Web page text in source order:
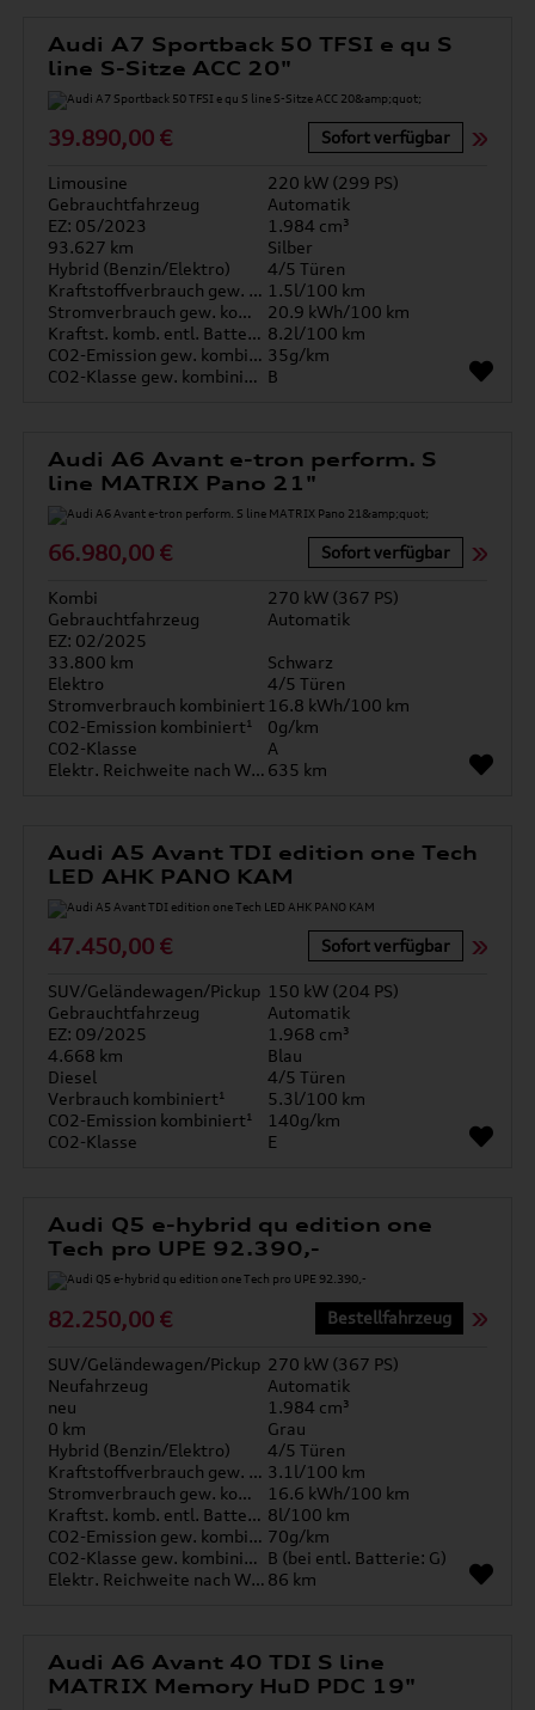
Audi A7 Sportback 50 TFSI e qu S
line S-Sitze ACC 20"
39.890,00 € Sofort verfügbar
Limousine
220 kW (299 PS)
Gebrauchtfahrzeug
Automatik
EZ: 05/2023
1.984 cm³
93.627 km
Silber
Hybrid (Benzin/Elektro)
4/5 Türen
Kraftstoffverbrauch gew. kombiniert 1.5l/100 km
Stromverbrauch gew. kombiniert
20.9 kWh/100 km
Kraftst. komb. entl. Batterie 8.2l/100 km
CO2-Emission gew. kombiniert 35g/km
CO2-Klasse gew. kombiniert B
Audi A6 Avant e-tron perform. S
line MATRIX Pano 21"
66.980,00 € Sofort verfügbar
Kombi
270 kW (367 PS)
Gebrauchtfahrzeug
Automatik
EZ: 02/2025
33.800 km
Schwarz
Elektro
4/5 Türen
Stromverbrauch kombiniert 16.8 kWh/100 km
CO2-Emission kombiniert¹
0g/km
CO2-Klasse
A
Elektr. Reichweite nach WLTP* 635 km
Audi A5 Avant TDI edition one Tech
LED AHK PANO KAM
47.450,00 € Sofort verfügbar
SUV/Geländewagen/Pickup 150 kW (204 PS)
Gebrauchtfahrzeug
Automatik
EZ: 09/2025
1.968 cm³
4.668 km
Blau
Diesel
4/5 Türen
Verbrauch kombiniert¹
5.3l/100 km
CO2-Emission kombiniert¹
140g/km
CO2-Klasse
E
Audi Q5 e-hybrid qu edition one
Tech pro UPE 92.390,-
82.250,00 € Bestellfahrzeug
SUV/Geländewagen/Pickup 270 kW (367 PS)
Neufahrzeug
Automatik
neu
1.984 cm³
0 km
Grau
Hybrid (Benzin/Elektro)
4/5 Türen
Kraftstoffverbrauch gew. kombiniert 3.1l/100 km
Stromverbrauch gew. kombiniert
16.6 kWh/100 km
Kraftst. komb. entl. Batterie 8l/100 km
CO2-Emission gew. kombiniert 70g/km
CO2-Klasse gew. kombiniert B (bei entl. Batterie: G)
Elektr. Reichweite nach WLTP* 86 km
Audi A6 Avant 40 TDI S line
MATRIX Memory HuD PDC 19"